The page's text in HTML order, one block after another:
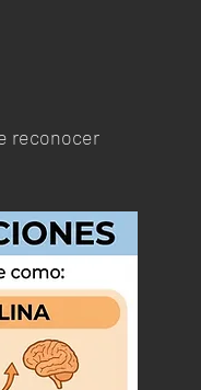
reconocer